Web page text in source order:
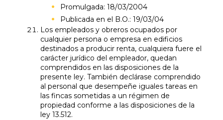
Promulgada: 18/03/2004
Publicada en el B.O.: 19/03/04
Los empleados y obreros ocupados por
cualquier persona o empresa en edificios
destinados a producir renta, cualquiera fuere el
carácter jurídico del empleador, quedan
comprendidos en las disposiciones de la
presente ley. También declárase comprendido
al personal que desempeñe iguales tareas en
las fincas sometidas a un régimen de
propiedad conforme a las disposiciones de la
ley 13.512.